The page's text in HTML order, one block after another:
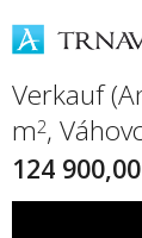
Verkauf
m2,
124